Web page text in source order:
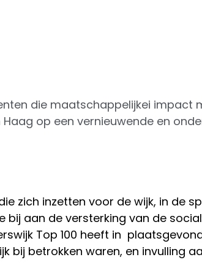
die maatschappelijkei impact
op een vernieuwende en
zich inzetten voor de wijk, in de
bij aan de versterking van de
Top 100 heeft in
bij betrokken waren, en invulling